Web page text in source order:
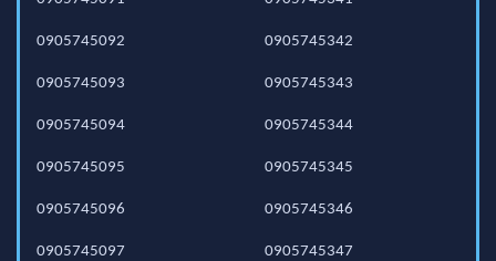
0905745092
0905745093
0905745094
0905745095
0905745096
0905745097
0905745342
0905745343
0905745344
0905745345
0905745346
0905745347